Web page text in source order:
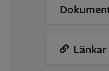
Länkar